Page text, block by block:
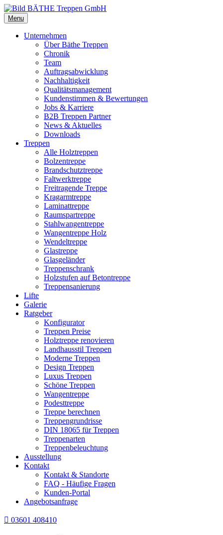
Menu
Unternehmen
Über Bäthe Treppen
Chronik
Team
Auftragsabwicklung
Nachhaltigkeit
Qualitätsmanagement
Kundenstimmen & Bewertungen
Jobs & Karriere
B2B Treppen Partner
News & Aktuelles
Downloads
Treppen
Alle Holztreppen
Bolzentreppe
Brandschutztreppe
Faltwerktreppe
Freitragende Treppe
Kragarmtreppe
Laminattreppe
Raumspartreppe
Stahlwangentreppe
Wangentreppe Holz
Wendeltreppe
Glastreppe
Glasgeländer
Treppenschrank
Holzstufen auf Betontreppe
Treppensanierung
Lifte
Galerie
Ratgeber
Konfigurator
Treppen Preise
Holztreppe renovieren
Landhausstil Treppen
Moderne Treppen
Design Treppen
Luxus Treppen
Schöne Treppen
Wangentreppe
Podesttreppe
Treppe berechnen
Treppengrundrisse
DIN 18065 für Treppen
Treppenarten
Treppenbeleuchtung
Ausstellung
Kontakt
Kontakt & Standorte
FAQ - Häufige Fragen
Kunden-Portal
Angebotsanfrage
 03601 408410